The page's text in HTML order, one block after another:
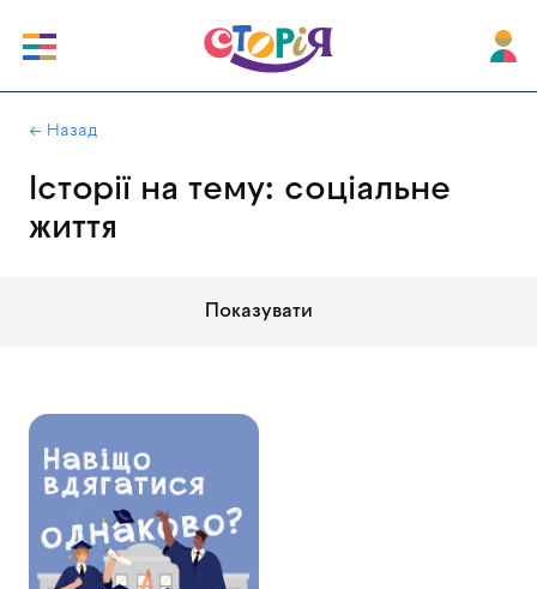
← Назад
Історії на тему: соціальне
життя
Показувати